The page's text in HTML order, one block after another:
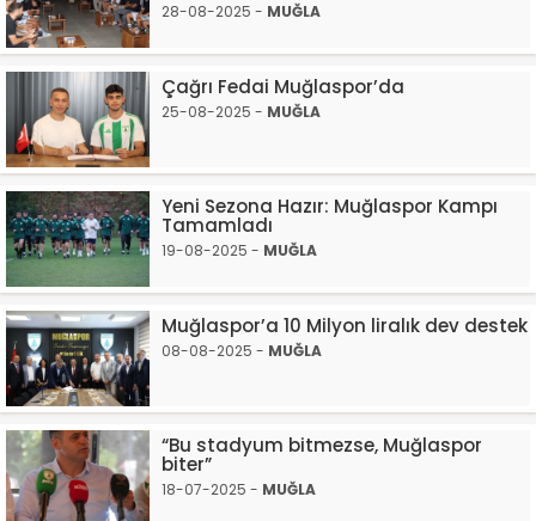
28-08-2025 - MUĞLA
Çağrı Fedai Muğlaspor’da
25-08-2025 - MUĞLA
Yeni Sezona Hazır: Muğlaspor Kampı
Tamamladı
19-08-2025 - MUĞLA
Muğlaspor’a 10 Milyon liralık dev destek
08-08-2025 - MUĞLA
“Bu stadyum bitmezse, Muğlaspor
biter”
18-07-2025 - MUĞLA